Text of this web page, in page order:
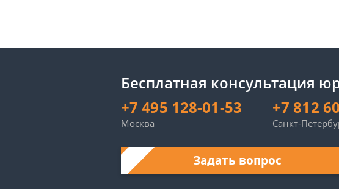
Бесплатная консультация
+7 495 128-01-53
Москва
+7 812
Санкт-
Задать вопрос